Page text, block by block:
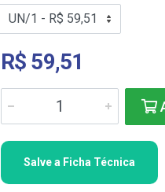
R$ 59,51
Salve a Ficha Técnica